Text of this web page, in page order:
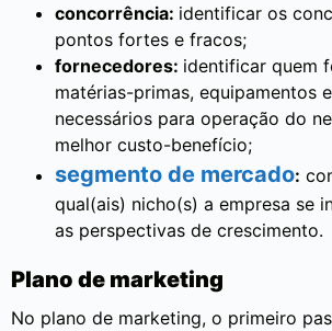
concorrência: identificar os
pontos fortes e fracos;
fornecedores: identificar quem
matérias-primas, equipamentos
necessários para operação do
melhor custo-benefício;
segmento de mercado:
qual(ais) nicho(s) a empresa se
as perspectivas de crescimento.
Plano de marketing
No plano de marketing, o primeiro